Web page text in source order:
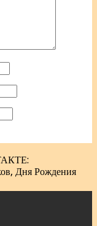
Дня Рождения